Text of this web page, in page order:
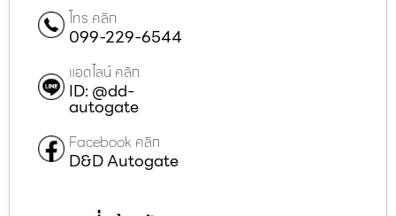
โทร คลิก
099-229-6544
แอดไลน์ คลิก
ID: @dd-
autogate
Facebook คลิก
D&D Autogate